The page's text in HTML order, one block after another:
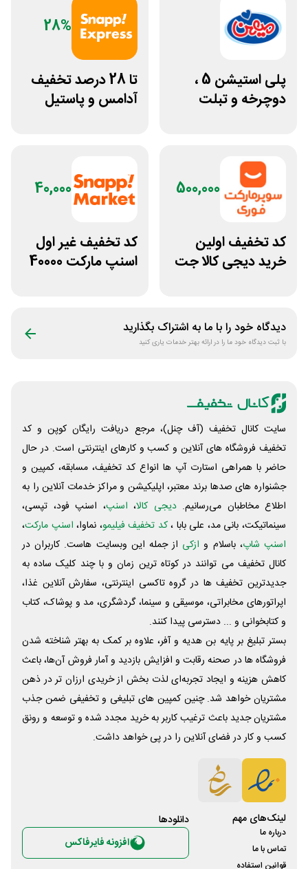
پلی استیشن 5 ،
دوچرخه و تبلت
28%
تا 28 درصد تخفیف
آدامس و پاستیل
500,000
کد تخفیف اولین
خرید دیجی کالا جت
40,000
کد تخفیف غیر اول
اسنپ مارکت 40000
دیدگاه خود را با ما به اشتراک بگذارید
با ثبت دیدگاه خود ما را در ارائه بهتر خدمات یاری کنید
سایت کانال تخفیف (آف چنل)، مرجع دریافت رایگان کوپن و کد
تخفیف فروشگاه های آنلاین و کسب و‌ کارهای اینترنتی است. در حال
حاضر با همراهی استارت آپ ها انواع کد تخفیف، مسابقه، کمپین و
جشنواره های صدها برند معتبر، اپلیکیشن و مراکز خدمات آنلاین را به
اطلاع مخاطبان می‌رسانیم. دیجی کالا، اسنپ، اسنپ فود، تپسی،
سینماتیکت، بانی مد، علی‌ بابا ،کد تخفیف فیلیمو، نماوا، اسنپ مارکت،
اسنپ شاپ، باسلام و ازکی از جمله این وبسایت ‌هاست. کاربران در
کانال تخفیف می توانند در کوتاه ترین زمان و با چند کلیک ساده به
جدیدترین تخفیف ها در گروه تاکسی اینترنتی، سفارش آنلاین غذا،
اپراتورهای مخابراتی، موسیقی و سینما، گردشگری، مد و پوشاک، کتاب
و کتابخوانی و ... دسترسی پیدا کنند.
بستر تبلیغ بر پایه بن هدیه و آفر، علاوه بر کمک به بهتر شناخته شدن
فروشگاه ها در صحنه رقابت و افزایش بازدید و آمار فروش آن‌ها، باعث
کاهش هزینه و ایجاد تجربه‌ای لذت بخش از خریدی ارزان تر در ذهن
مشتریان خواهد شد. چنین کمپین های تبلیغی و تخفیفی ضمن جذب
مشتریان جدید باعث ترغیب کاربر به خرید مجدد شده و توسعه و رونق
کسب و کار در فضای آنلاین را در پی خواهد داشت.
لینک‌های مهم
درباره ما
تماس با ما
قوانین استفاده
دانلود‌ها
افزونه فایرفاکس